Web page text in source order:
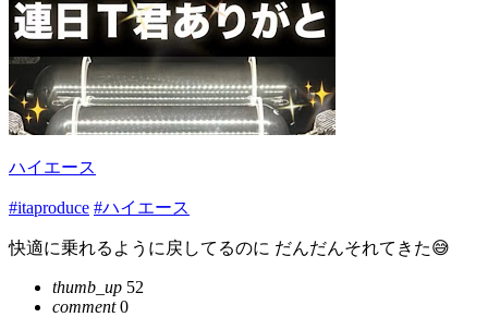
ハイエース
#itaproduce #ハイエース
快適に乗れるように戻してるのに だんだんそれてきた😅
thumb_up 52
comment0